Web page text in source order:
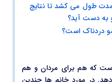
طول می کشد تا نتایج
دست آید؟
که هم برای مردان و هم